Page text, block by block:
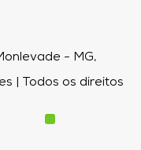
- MG,
| Todos os direitos